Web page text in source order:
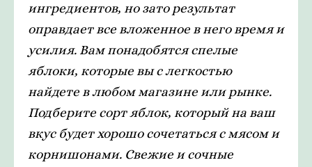
ингредиентов, но зато результат
оправдает все вложенное в него время и
усилия. Вам понадобятся спелые
яблоки, которые вы с легкостью
найдете в любом магазине или рынке.
Подберите сорт яблок, который на ваш
вкус будет хорошо сочетаться с мясом и
корнишонами. Свежие и сочные